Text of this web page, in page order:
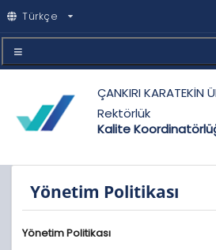
Türkçe
ÇANKIRI KARATEKİN
Rektörlük
Kalite
Yönetim Politikası
Yönetim Politikası